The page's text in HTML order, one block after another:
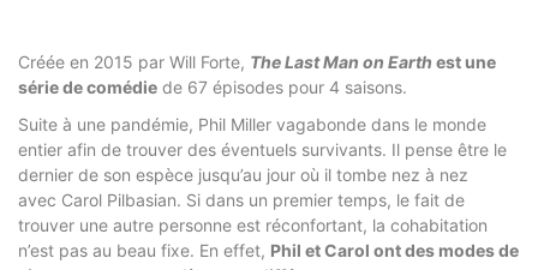
Créée en 2015 par Will Forte, The Last Man on Earth est une
série de comédie de 67 épisodes pour 4 saisons.
Suite à une pandémie, Phil Miller vagabonde dans le monde
entier afin de trouver des éventuels survivants. Il pense être le
dernier de son espèce jusqu’au jour où il tombe nez à nez
avec Carol Pilbasian. Si dans un premier temps, le fait de
trouver une autre personne est réconfortant, la cohabitation
n’est pas au beau fixe. En effet, Phil et Carol ont des modes de